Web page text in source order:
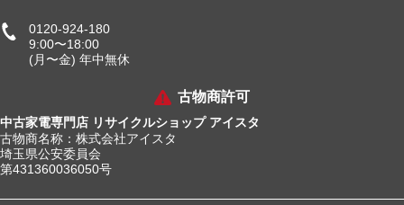
0120-924-180
9:00〜18:00
(月〜金) 年中無休
古物商許可
中古家電専門店 リサイクルショップ アイスタ
古物商名称：株式会社アイスタ
埼玉県公安委員会
第431360036050号